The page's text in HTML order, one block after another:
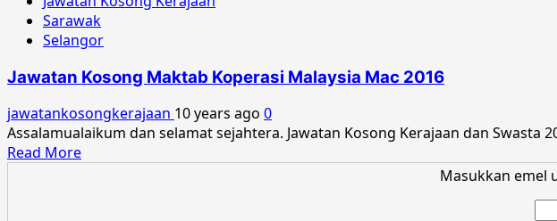
Sarawak
Selangor
Jawatan Kosong Maktab Koperasi Malaysia Mac 2016
jawatankosongkerajaan 10 years ago 0
Assalamualaikum dan selamat sejahtera. Jawatan Kosong Kerajaan dan Swasta
Read MoreRead
Masukkan emel